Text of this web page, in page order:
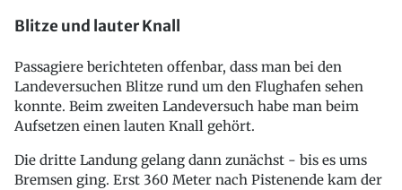
Blitze und lauter Knall
Passagiere berichteten offenbar, dass man bei den
Landeversuchen Blitze rund um den Flughafen sehen
konnte. Beim zweiten Landeversuch habe man beim
Aufsetzen einen lauten Knall gehört.
Die dritte Landung gelang dann zunächst - bis es ums
Bremsen ging. Erst 360 Meter nach Pistenende kam der